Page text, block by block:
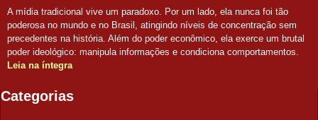
A mídia tradicional vive um paradoxo. Por um lado, ela nunca foi tão
poderosa no mundo e no Brasil, atingindo níveis de concentração sem
precedentes na história. Além do poder econômico, ela exerce um brutal
poder ideológico: manipula informações e condiciona comportamentos.
Leia na íntegra
Categorias